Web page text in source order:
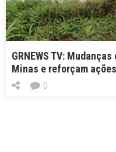
GRNEWS TV:
Minas e reforçam
0